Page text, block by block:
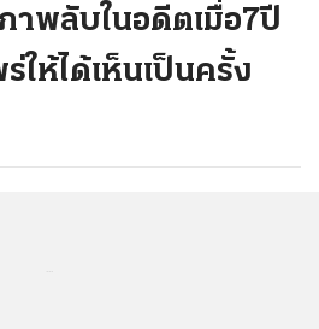
พลับในอดีตเมื่อ7ปี
ให้ได้เห็นเป็นครั้ง